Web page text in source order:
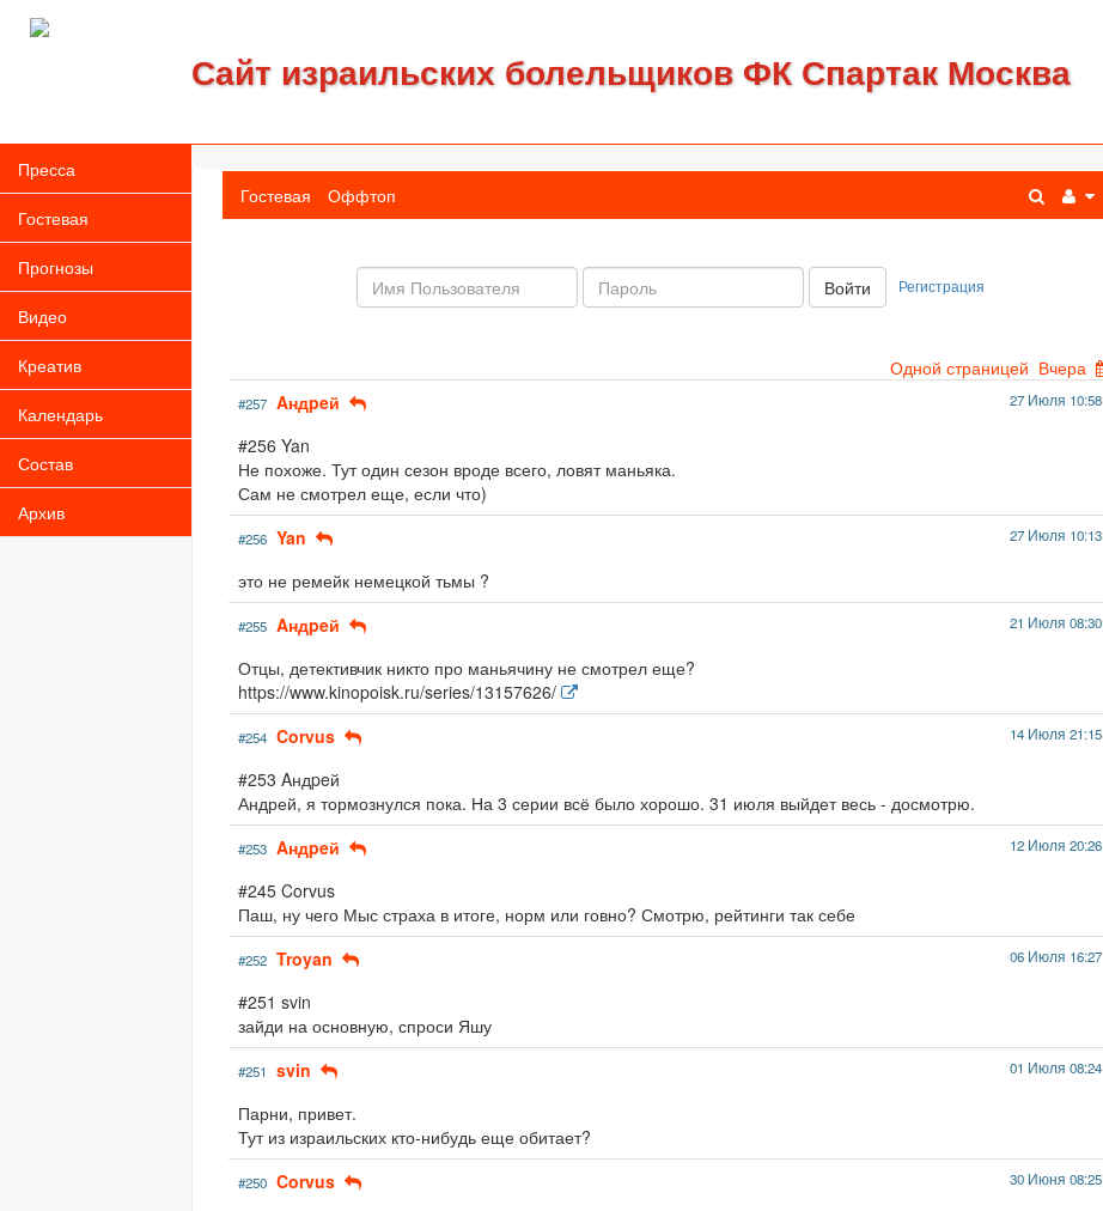
Сайт израильских болельщиков ФК Спартак Москва
Пресса
Гостевая
Прогнозы
Видео
Креатив
Календарь
Состав
Архив
Гостевая Оффтоп
Имя
пользователя
Пароль: Войти Регистрация
Одной страницей Вчера
#257 Aндpeй 27 Июля 10:58
#256 Yan
Не похоже. Тут один сезон вроде всего, ловят маньяка.
Сам не смотрел еще, если что)
#256 Yan 27 Июля 10:13
это не ремейк немецкой тьмы ?
#255 Aндpeй 21 Июля 08:30
Отцы, детективчик никто про маньячину не смотрел еще?
https://www.kinopoisk.ru/series/13157626/
#254 Corvus 14 Июля 21:15
#253 Aндpeй
Андрей, я тормознулся пока. На 3 серии всё было хорошо. 31 июля выйдет весь - досмотрю.
#253 Aндpeй 12 Июля 20:26
#245 Corvus
Паш, ну чего Мыс страха в итоге, норм или говно? Смотрю, рейтинги так себе
#252 Troyan 06 Июля 16:27
#251 svin
зайди на основную, спроси Яшу
#251 svin 01 Июля 08:24
Парни, привет.
Тут из израильских кто-нибудь еще обитает?
#250 Corvus 30 Июня 08:25